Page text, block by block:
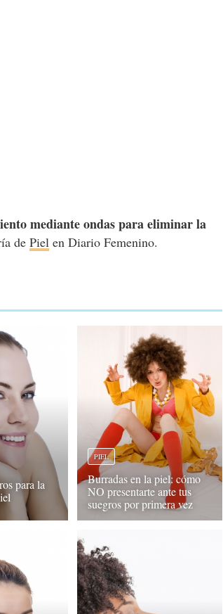
mediante ondas para eliminar la
dePiel en Diario Femenino.
para la
PIEL
Burradas en la piel: cómo
NO presentarte ante tus
suegros por primera vez